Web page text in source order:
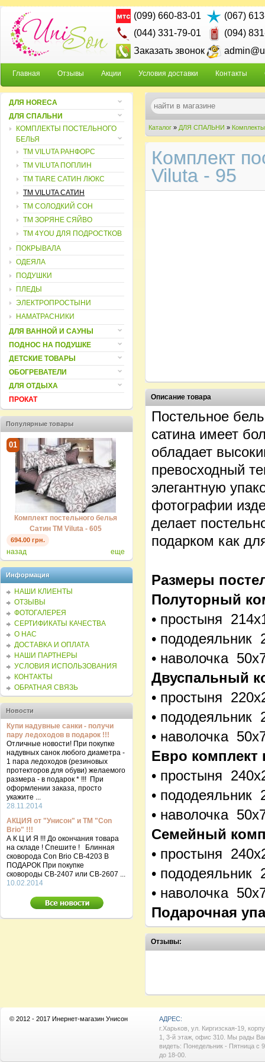
(099) 660-83-01
(067)
(044) 331-79-01
(094)
Заказать звонок
Главная Отзывы Акции Условия доставки Контакты
Каталог » ДЛЯ СПАЛЬНИ »
Комплект
Viluta - 95
Описание товара
Постельное
сатина имеет
обладает
превосходный
элегантную
фотографии
делает
подарком как
Размеры
Полуторный
• простыня
•
• наволочка
Двуспальный
• простыня
•
• наволочка
Евро комплект
• простыня
•
• наволочка
Семейный
• простыня
•
• наволочка
Подарочная
Отзывы:
ДЛЯ HORECA
ДЛЯ СПАЛЬНИ
КОМПЛЕКТЫ ПОСТЕЛЬНОГО
БЕЛЬЯ
ТМ VILUTA РАНФОРС
ТМ VILUTA ПОПЛИН
ТМ TIARE САТИН ЛЮКС
ТМ VILUTA САТИН
TM СОЛОДКИЙ СОН
TM ЗОРЯНЕ СЯЙВО
ТМ 4YOU ДЛЯ ПОДРОСТКОВ
ПОКРЫВАЛА
ОДЕЯЛА
ПОДУШКИ
ПЛЕДЫ
ЭЛЕКТРОПРОСТЫНИ
НАМАТРАСНИКИ
ДЛЯ ВАННОЙ И САУНЫ
ПОДНОС НА ПОДУШКЕ
ДЕТСКИЕ ТОВАРЫ
ОБОГРЕВАТЕЛИ
ДЛЯ ОТДЫХА
ПРОКАТ
Популярные товары
01
Комплект постельного белья
Сатин ТМ Viluta - 605
694.00 грн.
Сатин ТМ Viluta - 709
694.00 грн.
назад еще
Информация
НАШИ КЛИЕНТЫ
ОТЗЫВЫ
ФОТОГАЛЕРЕЯ
СЕРТИФИКАТЫ КАЧЕСТВА
О НАС
ДОСТАВКА И ОПЛАТА
НАШИ ПАРТНЕРЫ
УСЛОВИЯ ИСПОЛЬЗОВАНИЯ
КОНТАКТЫ
ОБРАТНАЯ СВЯЗЬ
Новости
Купи надувные санки - получи
пару ледоходов в подарок !!!
Отличные новости! При покупке
надувных санок любого диаметра -
1 пара ледоходов (резиновых
протекторов для обуви) желаемого
размера - в подарок * !!! При
оформлении заказа, просто
укажите ...
28.11.2014
АКЦИЯ от "Унисон" и ТМ "Con
Brio" !!!
А К Ц И Я !!! До окончания товара
на складе ! Спешите ! Блинная
сковорода Con Brio CB-4203 В
ПОДАРОК При покупке
сковороды СВ-2407 или СВ-2607 ...
10.02.2014
© 2012 - 2017 Инернет-магазин Унисон
АДРЕС:
г.Харьков, ул. Киргизская-19,
1, 3-й этаж, офис 310. Мы рады
видеть: Понедельник - Пятница с
до 18-00.